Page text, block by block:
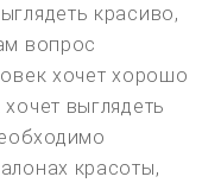
красиво,
вопрос
хочет хорошо
выглядеть
красоты,